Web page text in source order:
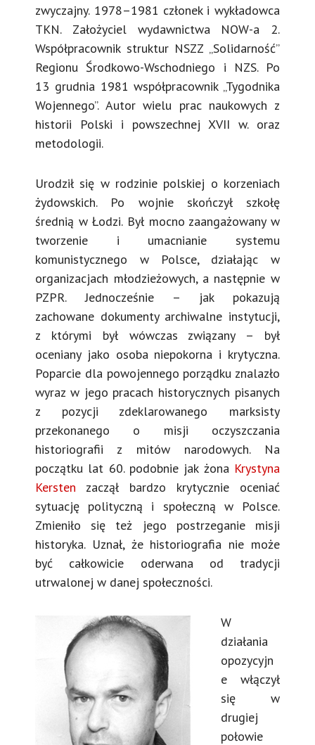
zwyczajny. 1978–1981 członek i wykładowca
TKN. Założyciel wydawnictwa NOW-a 2.
Współpracownik struktur NSZZ „Solidarność”
Regionu Środkowo-Wschodniego i NZS. Po
13 grudnia 1981 współpracownik „Tygodnika
Wojennego”. Autor wielu prac naukowych z
historii Polski i powszechnej XVII w. oraz
metodologii.
Urodził się w rodzinie polskiej o korzeniach
żydowskich. Po wojnie skończył szkołę
średnią w Łodzi. Był mocno zaangażowany w
tworzenie i umacnianie systemu
komunistycznego w Polsce, działając w
organizacjach młodzieżowych, a następnie w
PZPR. Jednocześnie – jak pokazują
zachowane dokumenty archiwalne instytucji,
z którymi był wówczas związany – był
oceniany jako osoba niepokorna i krytyczna.
Poparcie dla powojennego porządku znalazło
wyraz w jego pracach historycznych pisanych
z pozycji zdeklarowanego marksisty
przekonanego o misji oczyszczania
historiografii z mitów narodowych. Na
początku lat 60. podobnie jak żona Krystyna
Kersten zaczął bardzo krytycznie oceniać
sytuację polityczną i społeczną w Polsce.
Zmieniło się też jego postrzeganie misji
historyka. Uznał, że historiografia nie może
być całkowicie oderwana od tradycji
utrwalonej w danej społeczności.
W
działania
opozycyjn
e włączył
się w
drugiej
połowie